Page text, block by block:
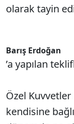
olarak tayin
Barış Erdoğan
’a yapılan
Özel
kendisine